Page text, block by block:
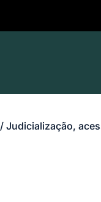
/ Judicialização,